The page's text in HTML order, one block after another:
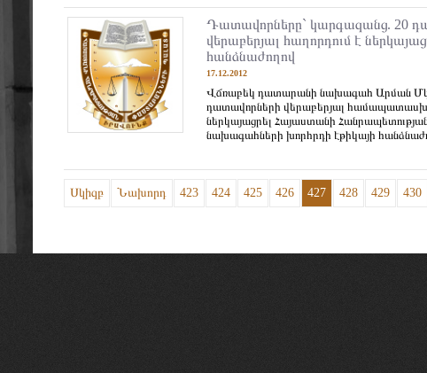
Դատավորները` կարգազանց. 20
վերաբերյալ հաղորդում է
հանձնաժողով
17.12.2012
Վճռաբեկ դատարանի նախագահ Արման
դատավորների վերաբերյալ
ներկայացրել Հայաստանի
նախագահների խորհրդի էթիկայի
Սկիզբ Նախորդ 423 424 425 426 427 428 429 430